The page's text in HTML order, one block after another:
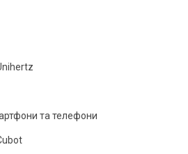
та телефони